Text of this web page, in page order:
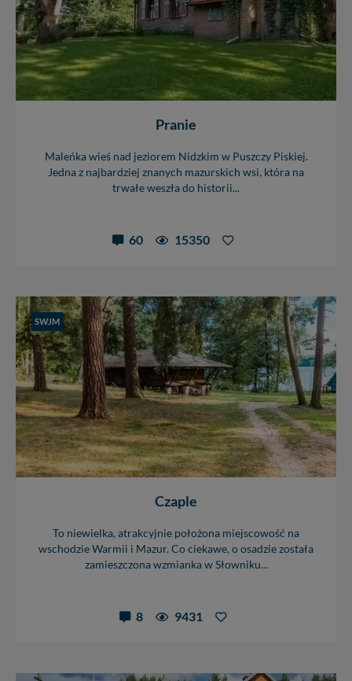
Pranie
Maleńka wieś nad jeziorem Nidzkim w Puszczy Piskiej.
Jedna z najbardziej znanych mazurskich wsi, która na
trwałe weszła do historii...
60 15350
SWJM
Czaple
To niewielka, atrakcyjnie położona miejscowość na
wschodzie Warmii i Mazur. Co ciekawe, o osadzie została
zamieszczona wzmianka w Słowniku...
8 9431